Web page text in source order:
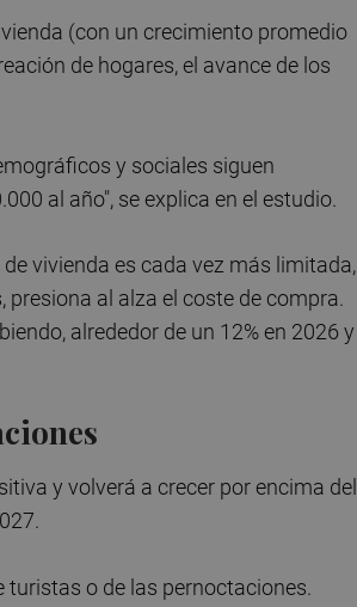
(con un crecimiento promedio
de hogares, el avance de los
y sociales siguen
al año", se explica en el estudio.
vivienda es cada vez más limitada,
al alza el coste de compra.
alrededor de un 12% en 2026 y
y volverá a crecer por encima del
turistas o de las pernoctaciones.